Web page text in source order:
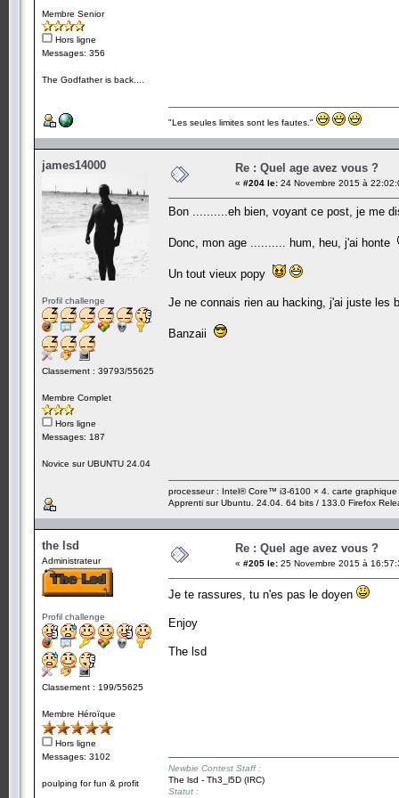
Membre Senior
Hors ligne
Messages: 356
The Godfather is back....
"Les seules limites sont les fautes."
james14000
Profil challenge
Classement : 39793/55625
Membre Complet
Hors ligne
Messages: 187
Novice sur UBUNTU 24.04
Re : Quel age avez vous ?
« #204 le: 24 Novembre 2015 à
Bon ..........eh bien, voyant ce post, je me
Donc, mon age .......... hum, heu, j'ai honte
Un tout vieux popy
Je ne connais rien au hacking, j'ai juste les
Banzaii
processeur : Intel® Core™ i3-6100 × 4. carte
Apprenti sur Ubuntu. 24.04. 64 bits / 133.0 Firefox
the lsd
Administrateur
Profil challenge
Classement : 199/55625
Membre Héroïque
Hors ligne
Messages: 3102
poulping for fun & profit
Re : Quel age avez vous ?
« #205 le: 25 Novembre 2015 à
Je te rassures, tu n'es pas le doyen
Enjoy
The lsd
Newbie Contest Staff :
The lsd - Th3_l5D (IRC)
Statut :